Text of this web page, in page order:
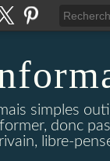
simples
donc
libre-